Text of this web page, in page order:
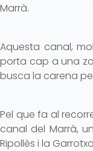
Marrà.
Aquesta canal,
porta cap a una
busca la carena
Pel que fa al
canal del Marrà,
Ripollès i la